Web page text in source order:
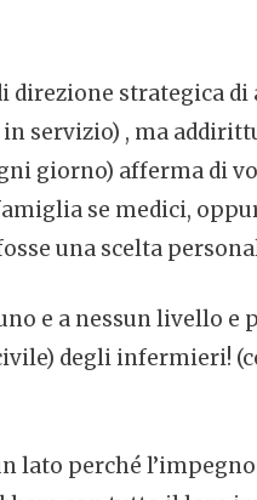
strategica
servizio) , ma
giorno) afferma di
se medici,
una scelta
e a nessun livello
degli infermieri!
lato perché